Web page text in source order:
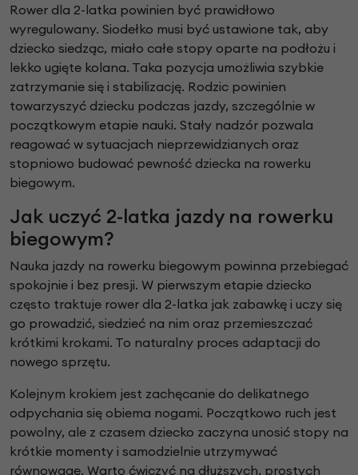
Rower dla 2-latka powinien być prawidłowo
wyregulowany. Siodełko musi być ustawione tak, aby
dziecko siedząc, miało całe stopy oparte na podłożu i
lekko ugięte kolana. Taka pozycja umożliwia szybkie
zatrzymanie się i stabilizację. Rodzic powinien
towarzyszyć dziecku podczas jazdy, szczególnie w
początkowym etapie nauki. Stały nadzór pozwala
reagować w sytuacjach nieprzewidzianych oraz
stopniowo budować pewność dziecka na rowerku
biegowym.
Jak uczyć 2-latka jazdy na rowerku
biegowym?
Nauka jazdy na rowerku biegowym powinna przebiegać
spokojnie i bez presji. W pierwszym etapie dziecko
często traktuje rower dla 2-latka jak zabawkę i uczy się
go prowadzić, siedzieć na nim oraz przemieszczać
krótkimi krokami. To naturalny proces adaptacji do
nowego sprzętu.
Kolejnym krokiem jest zachęcanie do delikatnego
odpychania się obiema nogami. Początkowo ruch jest
powolny, ale z czasem dziecko zaczyna unosić stopy na
krótkie momenty i samodzielnie utrzymywać
równowagę. Warto ćwiczyć na dłuższych, prostych